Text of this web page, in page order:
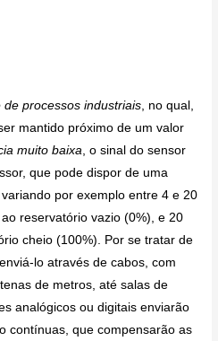
de processos industriais, no qual,
mantido próximo de um valor
muito baixa, o sinal do sensor
que pode dispor de uma
por exemplo entre 4 e 20
reservatório vazio (0%), e 20
cheio (100%). Por se tratar de
lo através de cabos, com
de metros, até salas de
analógicos ou digitais enviarão
contínuas, que compensarão as